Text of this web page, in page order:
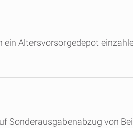
Altersvorsorgedepot
Sonderausgabenabzug von